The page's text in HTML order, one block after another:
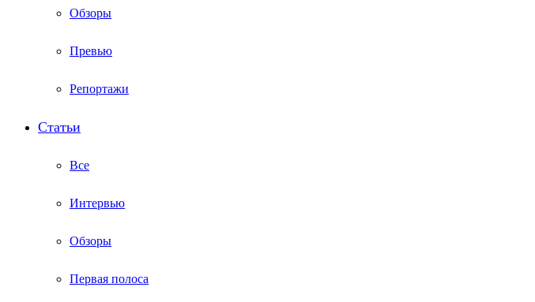
Обзоры
Превью
Репортажи
Статьи
Все
Интервью
Обзоры
Первая полоса